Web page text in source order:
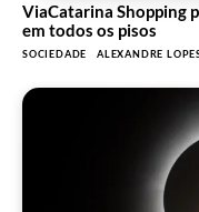
ViaCatarina Shopping
em todos os pisos
SOCIEDADE ALEXANDRE